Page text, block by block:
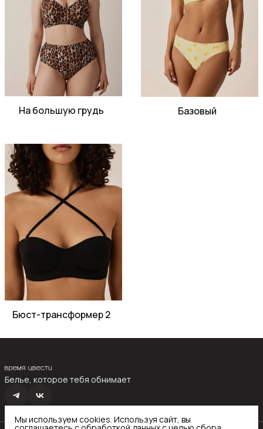
На большую грудь Базовый
Бюст-трансформер 2
Белье, которое тебя обнимает
Мы используем cookies. Используя сайт, вы